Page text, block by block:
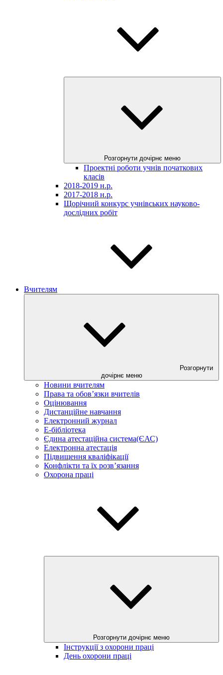
Розгорнути дочірнє меню
Проектні роботи учнів початкових
класів
2018-2019 н.р.
2017-2018 н.р.
Щорічний конкурс учнівських науково-
дослідних робіт
Вчителям
Розгорнути
дочірнє меню
Новини вчителям
Права та обов’язки вчителів
Оцінювання
Дистанційне навчання
Електронний журнал
E-бібліотека
Єдина атестаційна система(ЄАС)
Електронна атестація
Підвищення кваліфікації
Конфлікти та їх розв’язання
Охорона праці
Розгорнути дочірнє меню
Інструкції з охорони праці
День охорони праці